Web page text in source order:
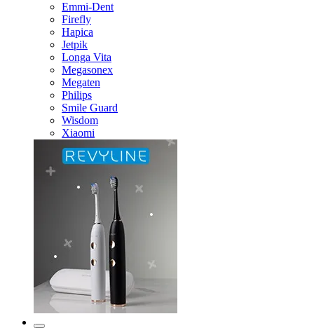
Emmi-Dent
Firefly
Hapica
Jetpik
Longa Vita
Megasonex
Megaten
Philips
Smile Guard
Wisdom
Xiaomi